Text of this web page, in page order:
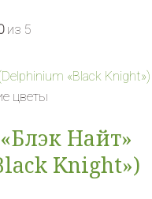
из 5
цветы
Найт»
Knight»)